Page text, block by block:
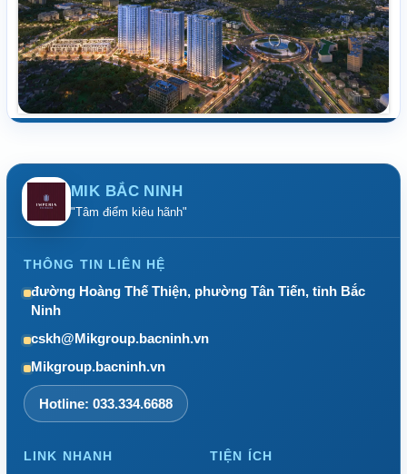
MIK BẮC NINH
"Tâm điểm kiêu hãnh"
THÔNG TIN LIÊN HỆ
đường Hoàng Thế Thiện, phường Tân Tiến, tỉnh Bắc
Ninh
cskh@Mikgroup.bacninh.vn
Mikgroup.bacninh.vn
Hotline: 033.334.6688
LINK NHANH TIỆN ÍCH